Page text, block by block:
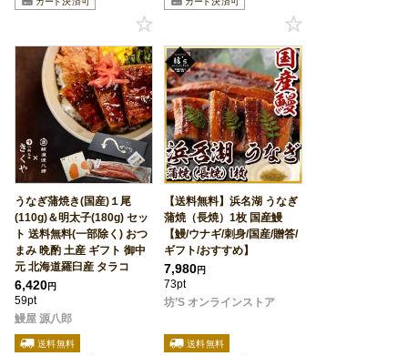
うなぎ蒲焼き(国産)１尾
(110g)＆明太子(180g) セッ
ト 送料無料(一部除く) おつ
まみ 晩酌 土産 ギフト 御中
元 北海道羅臼産 タラコ
6,420円
59pt
鰻屋 源八郎
【送料無料】浜名湖 うなぎ
蒲焼（長焼）1枚 国産鰻
【鰻/ウナギ/刺身/国産/贈答/
ギフト/おすすめ】
7,980円
73pt
坊’S オンラインストア